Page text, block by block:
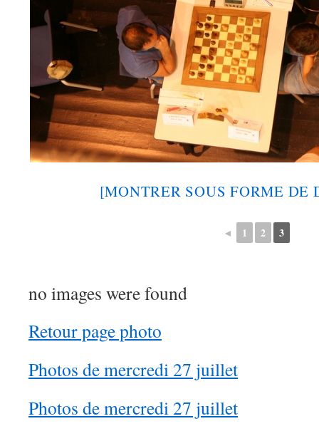
[MONTRER SOUS FORME
◄ 1 2 3
no images were found
Retour page photo
Photos de mercredi 27 juillet
Photos de mercredi 27 juillet